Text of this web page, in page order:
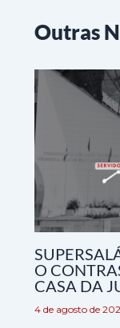
Outras
O
CASA DA
4 de agosto de